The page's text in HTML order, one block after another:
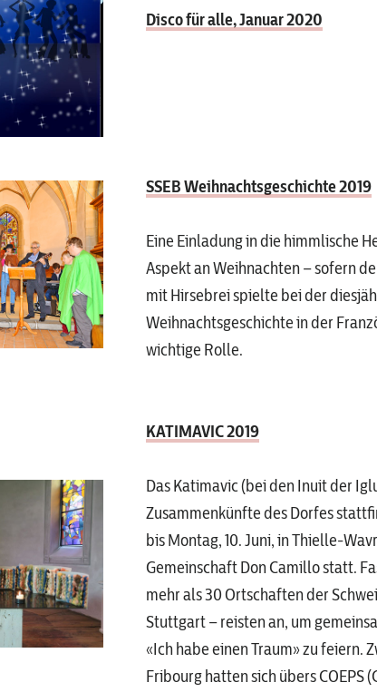
Disco für alle, Januar 2020
SSEB Weihnachtsgeschichte 2019
Eine Einladung in die himmlische
Aspekt an Weihnachten – sofern
mit Hirsebrei spielte bei der
Weihnachtsgeschichte in der
wichtige Rolle.
KATIMAVIC 2019
Das Katimavic (bei den Inuit der
Zusammenkünfte des Dorfes
bis Montag, 10. Juni, in Thielle-
Gemeinschaft Don Camillo statt.
mehr als 30 Ortschaften der
Stuttgart – reisten an, um
«Ich habe einen Traum» zu feiern.
Fribourg hatten sich übers COEPS